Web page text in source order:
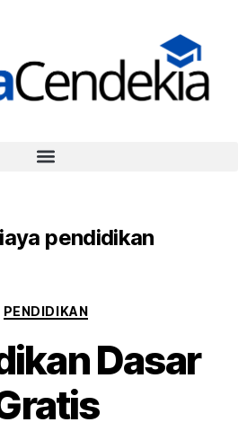
pendidikan
PENDIDIKAN
Dasar